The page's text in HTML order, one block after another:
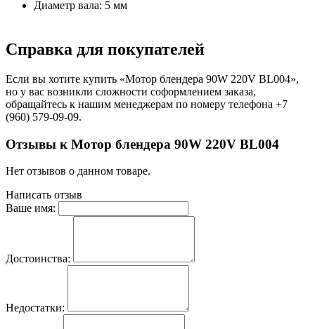
Диаметр вала: 5 мм
Справка для покупателей
Если вы хотите купить «Мотор блендера 90W 220V BL004»,
но у вас возникли сложности соформлением заказа,
обращайтесь к нашим менеджерам по номеру телефона +7
(960) 579-09-09.
Отзывы к Мотор блендера 90W 220V BL004
Нет отзывов о данном товаре.
Написать отзыв
Ваше имя:
Достоинства:
Недостатки: